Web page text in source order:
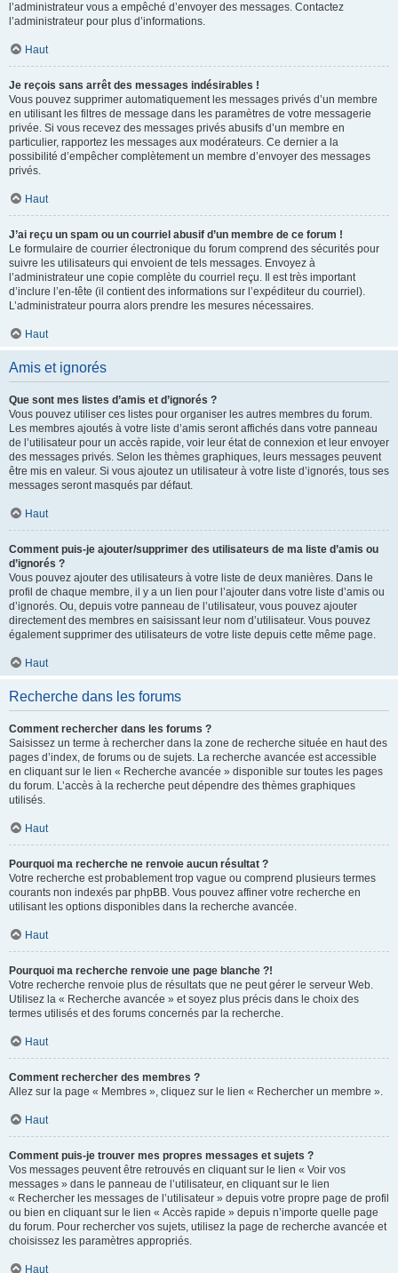
l’administrateur vous a empêché d’envoyer des messages. Contactez
l’administrateur pour plus d’informations.
Haut
Je reçois sans arrêt des messages indésirables !
Vous pouvez supprimer automatiquement les messages privés d’un membre
en utilisant les filtres de message dans les paramètres de votre messagerie
privée. Si vous recevez des messages privés abusifs d’un membre en
particulier, rapportez les messages aux modérateurs. Ce dernier a la
possibilité d’empêcher complètement un membre d’envoyer des messages
privés.
Haut
J’ai reçu un spam ou un courriel abusif d’un membre de ce forum !
Le formulaire de courrier électronique du forum comprend des sécurités pour
suivre les utilisateurs qui envoient de tels messages. Envoyez à
l’administrateur une copie complète du courriel reçu. Il est très important
d’inclure l’en-tête (il contient des informations sur l’expéditeur du courriel).
L’administrateur pourra alors prendre les mesures nécessaires.
Haut
Amis et ignorés
Que sont mes listes d’amis et d’ignorés ?
Vous pouvez utiliser ces listes pour organiser les autres membres du forum.
Les membres ajoutés à votre liste d’amis seront affichés dans votre panneau
de l’utilisateur pour un accès rapide, voir leur état de connexion et leur envoyer
des messages privés. Selon les thèmes graphiques, leurs messages peuvent
être mis en valeur. Si vous ajoutez un utilisateur à votre liste d’ignorés, tous ses
messages seront masqués par défaut.
Haut
Comment puis-je ajouter/supprimer des utilisateurs de ma liste d’amis ou
d’ignorés ?
Vous pouvez ajouter des utilisateurs à votre liste de deux manières. Dans le
profil de chaque membre, il y a un lien pour l’ajouter dans votre liste d’amis ou
d’ignorés. Ou, depuis votre panneau de l’utilisateur, vous pouvez ajouter
directement des membres en saisissant leur nom d’utilisateur. Vous pouvez
également supprimer des utilisateurs de votre liste depuis cette même page.
Haut
Recherche dans les forums
Comment rechercher dans les forums ?
Saisissez un terme à rechercher dans la zone de recherche située en haut des
pages d’index, de forums ou de sujets. La recherche avancée est accessible
en cliquant sur le lien « Recherche avancée » disponible sur toutes les pages
du forum. L’accès à la recherche peut dépendre des thèmes graphiques
utilisés.
Haut
Pourquoi ma recherche ne renvoie aucun résultat ?
Votre recherche est probablement trop vague ou comprend plusieurs termes
courants non indexés par phpBB. Vous pouvez affiner votre recherche en
utilisant les options disponibles dans la recherche avancée.
Haut
Pourquoi ma recherche renvoie une page blanche ?!
Votre recherche renvoie plus de résultats que ne peut gérer le serveur Web.
Utilisez la « Recherche avancée » et soyez plus précis dans le choix des
termes utilisés et des forums concernés par la recherche.
Haut
Comment rechercher des membres ?
Allez sur la page « Membres », cliquez sur le lien « Rechercher un membre ».
Haut
Comment puis-je trouver mes propres messages et sujets ?
Vos messages peuvent être retrouvés en cliquant sur le lien « Voir vos
messages » dans le panneau de l’utilisateur, en cliquant sur le lien
« Rechercher les messages de l’utilisateur » depuis votre propre page de profil
ou bien en cliquant sur le lien « Accès rapide » depuis n’importe quelle page
du forum. Pour rechercher vos sujets, utilisez la page de recherche avancée et
choisissez les paramètres appropriés.
Haut